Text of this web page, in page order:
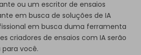
ou um escritor de ensaios
em busca de soluções de IA
em busca duma ferramenta
criadores de ensaios com IA serão
você.